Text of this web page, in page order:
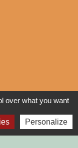
over what you want
Personalize